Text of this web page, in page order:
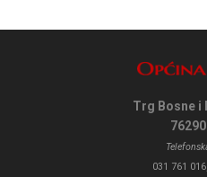
Trg Bosne i
031 761